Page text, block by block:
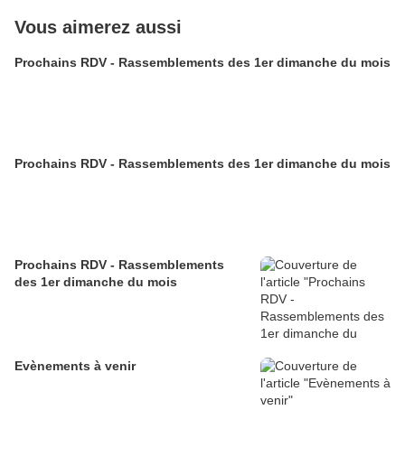
Vous aimerez aussi
Prochains RDV - Rassemblements des 1er dimanche du mois
Prochains RDV - Rassemblements des 1er dimanche du mois
Prochains RDV - Rassemblements
des 1er dimanche du mois
Evènements à venir